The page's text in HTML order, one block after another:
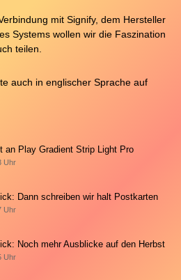
mit Signify, dem Hersteller
Systems wollen wir die Faszination
teilen.
auch in englischer Sprache auf
an Play Gradient Strip Light Pro
Uhr
Dann schreiben wir halt Postkarten
Uhr
Noch mehr Ausblicke auf den Herbst
Uhr